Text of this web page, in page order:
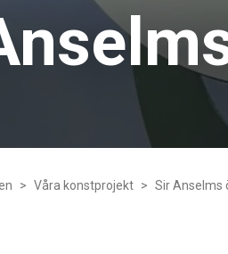
Våra konstprojekt Sir Anselms